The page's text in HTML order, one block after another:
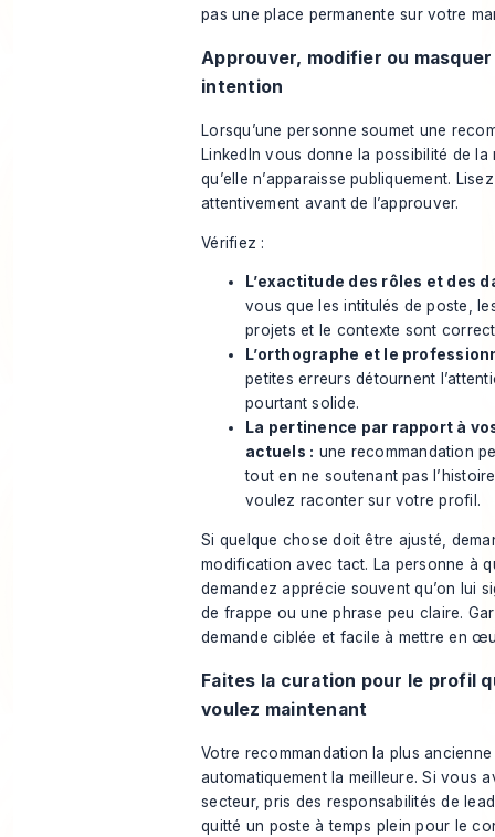
pas une place permanente sur votre
Approuver, modifier ou
intention
Lorsqu’une personne soumet une
LinkedIn vous donne la possibilité de la
qu’elle n’apparaisse publiquement.
attentivement avant de l’approuver.
Vérifiez :
L’exactitude des rôles et des
vous que les intitulés de poste,
projets et le contexte sont
L’orthographe et le
petites erreurs détournent
pourtant solide.
La pertinence par rapport à
actuels : une recommandation
tout en ne soutenant pas
voulez raconter sur votre profil.
Si quelque chose doit être ajusté,
modification avec tact. La personne à
demandez apprécie souvent qu’on lui
de frappe ou une phrase peu claire.
demande ciblée et facile à mettre en
Faites la curation pour le profil
voulez maintenant
Votre recommandation la plus ancienne
automatiquement la meilleure. Si vous
secteur, pris des responsabilités de
quitté un poste à temps plein pour le